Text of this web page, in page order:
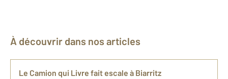
À découvrir dans nos articles
Le Camion qui Livre fait escale à Biarritz